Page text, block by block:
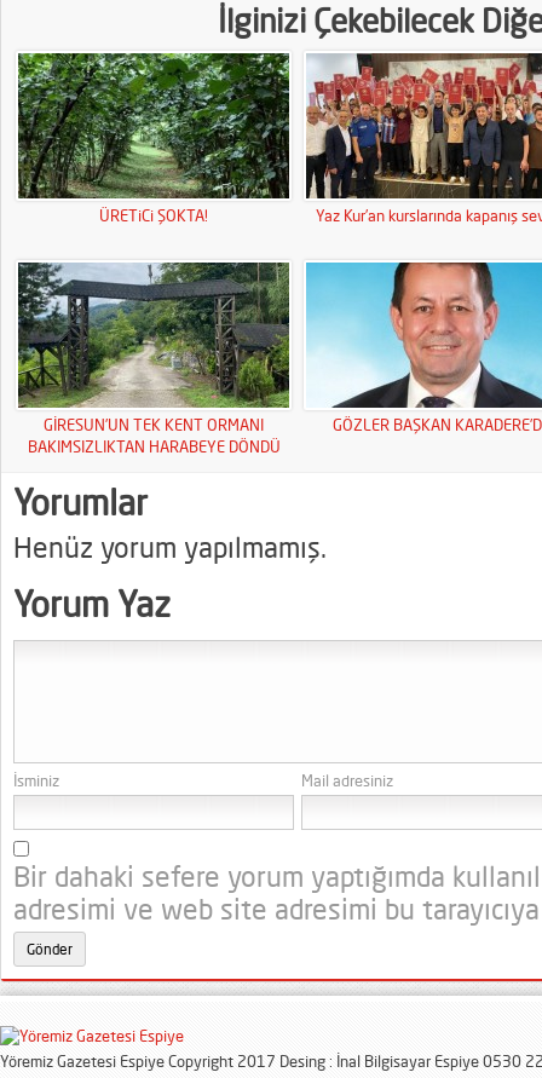
İlginizi Çekebilecek
ÜRETiCi ŞOKTA! Yaz Kur’an kurslarında kapanış
GİRESUN’UN TEK KENT ORMANI
BAKIMSIZLIKTAN HARABEYE DÖNDÜ
GÖZLER BAŞKAN
Yorumlar
Henüz yorum yapılmamış.
Yorum Yaz
İsminiz Mail adresiniz
Bir dahaki sefere yorum yaptığımda
adresimi ve web site adresimi bu
Yöremiz Gazetesi Espiye Copyright 2017 Desing : İnal Bilgisayar Espiye 0530